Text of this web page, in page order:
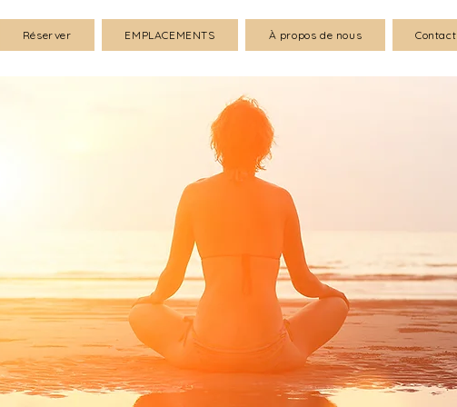
Réserver EMPLACEMENTS À propos de nous Contact